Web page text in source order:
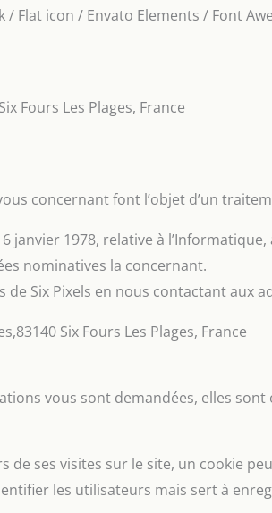
/ Flat icon / Envato Elements / Font
Fours Les Plages, France
concernant font l’objet d’un
janvier 1978, relative à
nominatives la concernant.
Six Pixels en nous contactant aux
Six Fours Les Plages, France
vous sont demandées, elles
de ses visites sur le site, un cookie
les utilisateurs mais sert à